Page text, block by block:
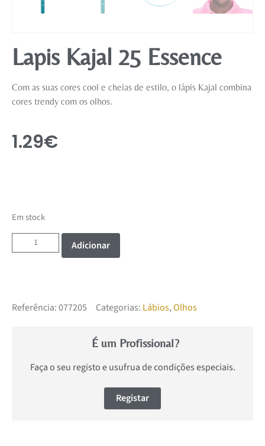
Lapis Kajal 25 Essence
Com as suas cores cool e cheias de estilo, o lápis Kajal combina
cores trendy com os olhos.
1.29€
Em stock
Adicionar
Referência:077205 Categorias: Lábios,Olhos
É um Profissional?
Faça o seu registo e usufrua de condições especiais.
Registar